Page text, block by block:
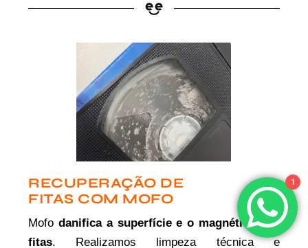
RECUPERAÇÃO DE
FITAS COM MOFO
Mofodanifica a superfície e o magnético das
fitas. Realizamos limpeza técnica e
1